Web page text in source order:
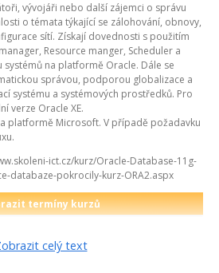
vývojáři nebo další zájemci o správu
o témata týkající se zálohování, obnovy,
sítí. Získají dovednosti s použitím
Resource manger, Scheduler a
na platformě Oracle. Dále se
správou, podporou globalizace a
systému a systémových prostředků. Pro
verze Oracle XE.
platformě Microsoft. V případě požadavku
ict.cz/kurz/Oracle-Database-11g-
databaze-pokrocily-kurz-ORA2.aspx
termíny kurzů
celý text